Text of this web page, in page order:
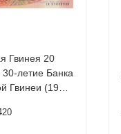
Гвинея 20
30-летие Банка
Гвинеи (1973-